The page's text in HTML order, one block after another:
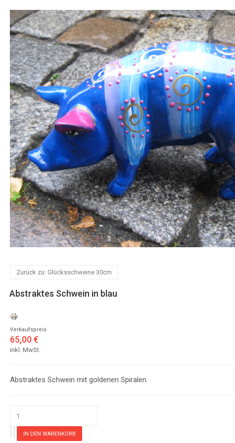
Zurück zu: Glücksschweine 30cm
Abstraktes Schwein in blau
Verkaufspreis
65,00 €
inkl. MwSt.
Abstraktes Schwein mit goldenen Spiralen